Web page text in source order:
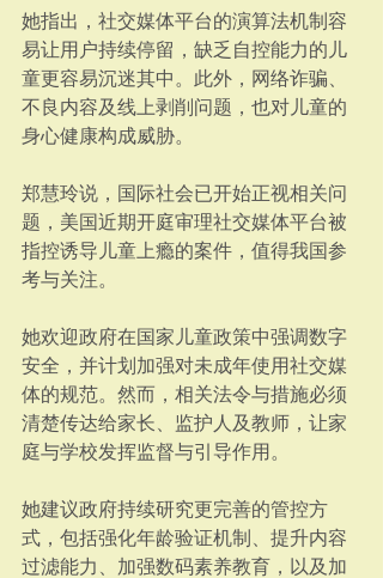
她指出，社交媒体平台的演算法机制容
易让用户持续停留，缺乏自控能力的儿
童更容易沉迷其中。此外，网络诈骗、
不良内容及线上剥削问题，也对儿童的
身心健康构成威胁。
郑慧玲说，国际社会已开始正视相关问
题，美国近期开庭审理社交媒体平台被
指控诱导儿童上瘾的案件，值得我国参
考与关注。
她欢迎政府在国家儿童政策中强调数字
安全，并计划加强对未成年使用社交媒
体的规范。然而，相关法令与措施必须
清楚传达给家长、监护人及教师，让家
庭与学校发挥监督与引导作用。
她建议政府持续研究更完善的管控方
式，包括强化年龄验证机制、提升内容
过滤能力、加强数码素养教育，以及加